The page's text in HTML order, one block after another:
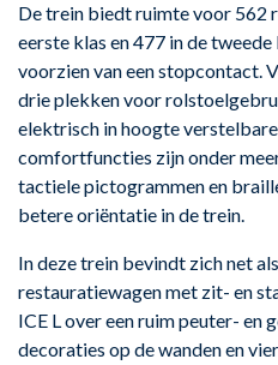
De trein biedt ruimte voor 562
eerste klas en 477 in de
voorzien van een stopcontact.
drie plekken voor
elektrisch in hoogte
comfortfuncties zijn onder
tactiele pictogrammen en
betere oriëntatie in de trein.
In deze trein bevindt zich net
restauratiewagen met zit- en
ICE L over een ruim peuter- en
decoraties op de wanden en